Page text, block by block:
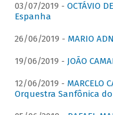
03/07/2019 - OCTÁVIO
Espanha
26/06/2019 - MARIO
19/06/2019 - JOÃO
12/06/2019 - MARCELO
Orquestra Sanfônica